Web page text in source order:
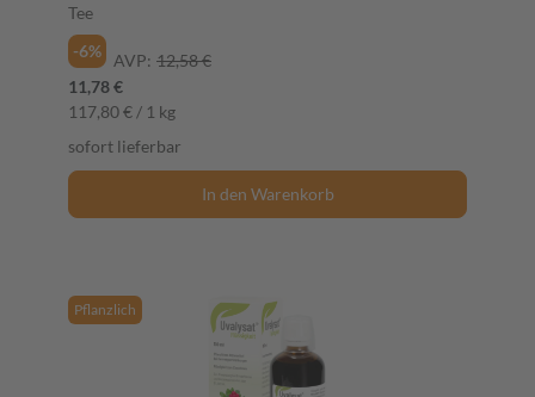
Tee
-6%
AVP: 12,58 €
11,78 €
117,80 € / 1 kg
sofort lieferbar
In den Warenkorb
Pflanzlich